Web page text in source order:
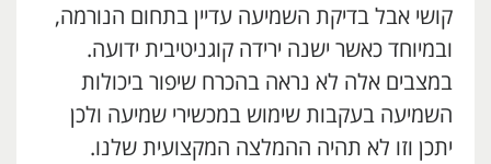
קושי אבל בדיקת השמיעה עדיין בתחום הנורמה,
ובמיוחד כאשר ישנה ירידה קוגניטיבית ידועה.
במצבים אלה לא נראה בהכרח שיפור ביכולות
השמיעה בעקבות שימוש במכשירי שמיעה ולכן
יתכן וזו לא תהיה ההמלצה המקצועית שלנו.